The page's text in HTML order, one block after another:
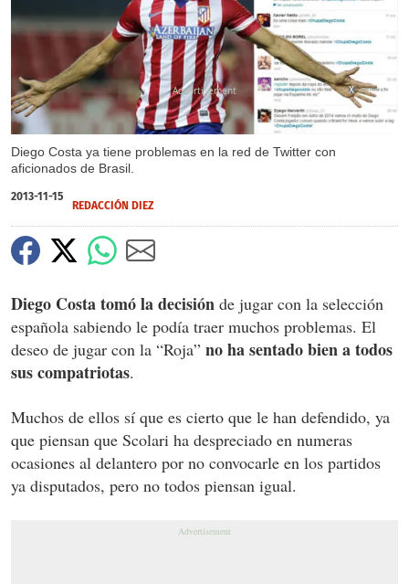
Diego Costa ya tiene problemas en la red de Twitter con
aficionados de Brasil.
X
2013-11-15
REDACCIÓN DIEZ
Diego Costa tomó la decisión de jugar con la selección
española sabiendo le podía traer muchos problemas. El
deseo de jugar con la “Roja” no ha sentado bien a todos
sus compatriotas.
Muchos de ellos sí que es cierto que le han defendido, ya
que piensan que Scolari ha despreciado en numeras
ocasiones al delantero por no convocarle en los partidos
ya disputados, pero no todos piensan igual.